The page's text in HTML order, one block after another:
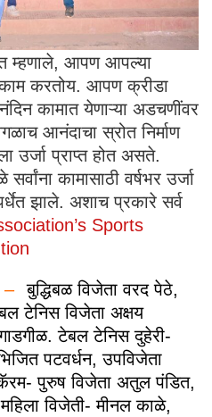
म्हणाले, आपण आपल्या
काम करतोय. आपण क्रीडा
कामात येणाऱ्या अडचणींवर
आनंदाचा स्रोत निर्माण
उर्जा प्राप्त होत असते.
कामासाठी वर्षभर उर्जा
झाले. अशाच प्रकारे सर्व
Sports
– बुद्धिबळ विजेता वरद पेठे,
टेनिस विजेता अक्षय
टेबल टेनिस दुहेरी-
पटवर्धन, उपविजेता
पुरुष विजेता अतुल पंडित,
विजेती- मीनल काळे,